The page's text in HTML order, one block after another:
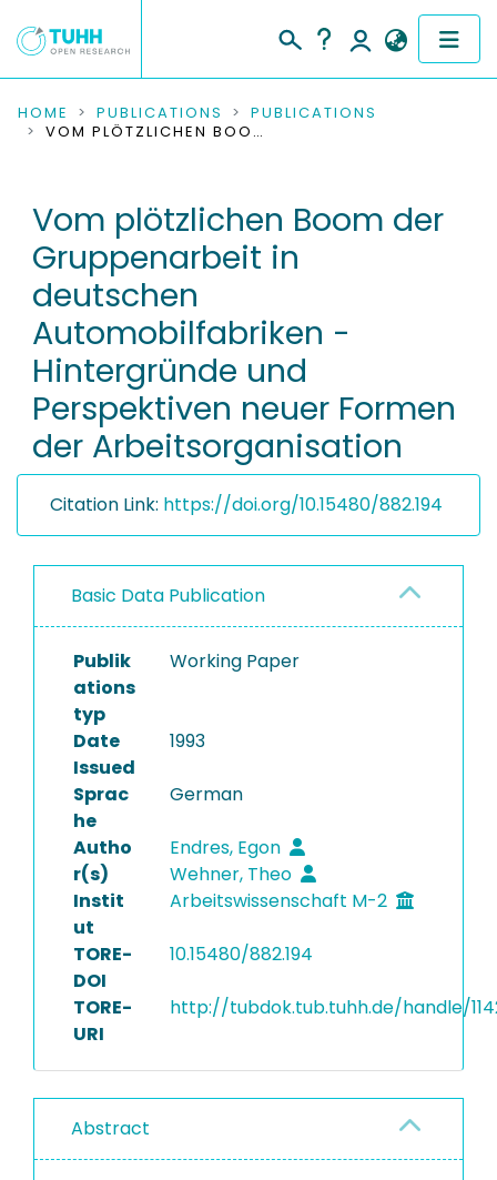
COMMUNITIES & COLLECTIONS
RESEARCH DATA
PEOPLE
INSTITUTIONS
PROJECTS
HOME PUBLICATIONS
PUBLICATIONS
VOM PLÖTZLICHEN BOOM DER GRUPPENARBEIT IN DEUTSCHEN AUTOMOBILFABRIKEN - HINTERGRÜNDE UND PERSPEKTIVEN NEUER FORMEN DER ARBEITSORGANISATION
Vom plötzlichen Boom der
Gruppenarbeit in
deutschen
Automobilfabriken -
Hintergründe und
Perspektiven neuer Formen
der Arbeitsorganisation
Citation Link: https://doi.org/10.15480/882.194
Basic Data Publication
Publik
ations
typ
Working Paper
Date
Issued
1993
Sprac
he
German
Autho
r(s)
Endres, Egon
Wehner, Theo
Instit
ut
Arbeitswissenschaft M-2
TORE-
DOI
10.15480/882.194
TORE-
URI
http://tubdok.tub.tuhh.de/handle/
Abstract